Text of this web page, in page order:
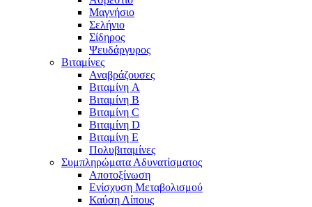
Μαγνήσιο
Σελήνιο
Σίδηρος
Ψευδάργυρος
Βιταμίνες
Αναβράζουσες
Βιταμίνη A
Βιταμίνη B
Βιταμίνη C
Βιταμίνη D
Βιταμίνη E
Πολυβιταμίνες
Συμπληρώματα Αδυνατίσματος
Αποτοξίνωση
Ενίσχυση Μεταβολισμού
Καύση Λίπους